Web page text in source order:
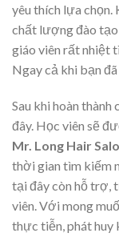
yêu thích lựa chọn.
chất lượng đào tạo
giáo viên rất nhiệt
Ngay cả khi bạn
Sau khi hoàn
đây. Học viên sẽ
Mr. Long Hair
thời gian tìm kiếm
tại đây còn hỗ trợ,
viên. Với mong
thực tiễn, phát huy